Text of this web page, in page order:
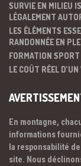
SURVIE EN MILIEU
LÉGALEMENT
LES ÉLÉMENTS
RANDONNÉE EN
FORMATION
LE COÛT RÉEL
En montagne,
informations
la responsabilité
site. Nous